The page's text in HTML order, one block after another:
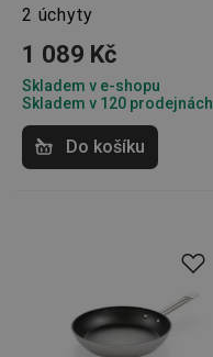
2 úchyty
1 089 Kč
Skladem v e-shopu
Skladem v 120 prodejnách
Do košíku